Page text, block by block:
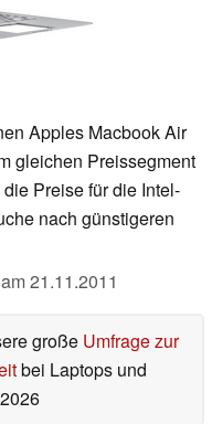
Apples Macbook Air
gleichen Preissegment
Preise für die Intel-
nach günstigeren
21.11.2011
große Umfrage zur
bei Laptops und